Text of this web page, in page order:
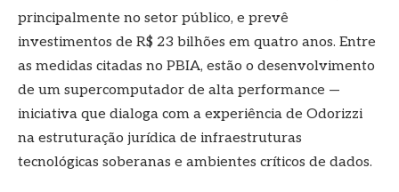
principalmente no setor público, e prevê
investimentos de R$ 23 bilhões em quatro anos. Entre
as medidas citadas no PBIA, estão o desenvolvimento
de um supercomputador de alta performance —
iniciativa que dialoga com a experiência de Odorizzi
na estruturação jurídica de infraestruturas
tecnológicas soberanas e ambientes críticos de dados.